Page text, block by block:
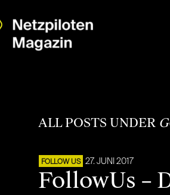
ALL POSTS UNDER
FOLLOW US 27. JUNI 2017
FollowUs –